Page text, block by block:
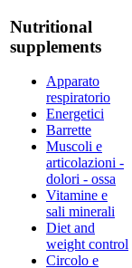
Nutritional
supplements
Apparato
respiratorio
Energetici
Barrette
Muscoli e
articolazioni -
dolori - ossa
Vitamine e
sali minerali
Diet and
weight control
Circolo e